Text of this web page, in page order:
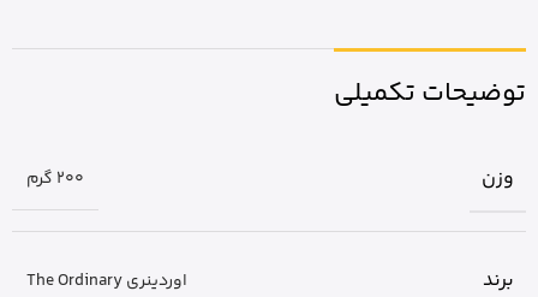
توضیحات تکمیلی
وزن 200 گرم
برند اوردینری The Ordinary